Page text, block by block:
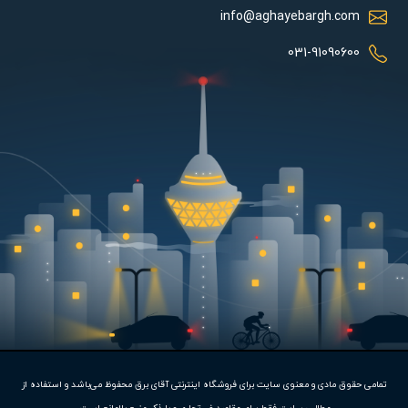
متاسفانه این کالا در حال
محصولات سیماران در تمامی نقاط ایران دسترسی داشته باشید.
هدف و تلاش مجموعه آقای برق، ایجاد بستری آسان و با اطمینان برای
خرید محصولات برق و روشنایی بصورت آنلاین یا حضوری و ارسال به
سراسر کشور برای تمام افراد می‌باشد.
info@aghayebargh.com
031-91090600
تمامی حقوق مادی و معنوی سایت برای فروشگاه اینترنتی آقای برق محفوظ می‌باشد و استفاده از